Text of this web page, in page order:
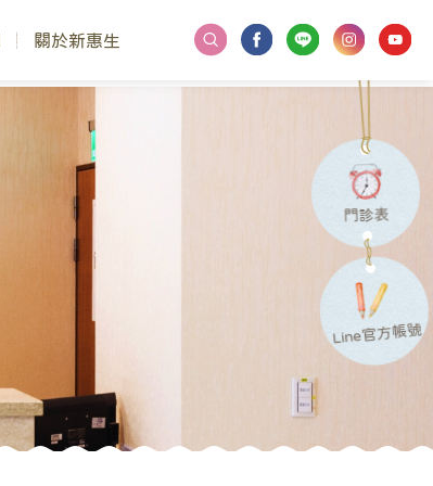
關於新惠生
門診表
Line官方帳號